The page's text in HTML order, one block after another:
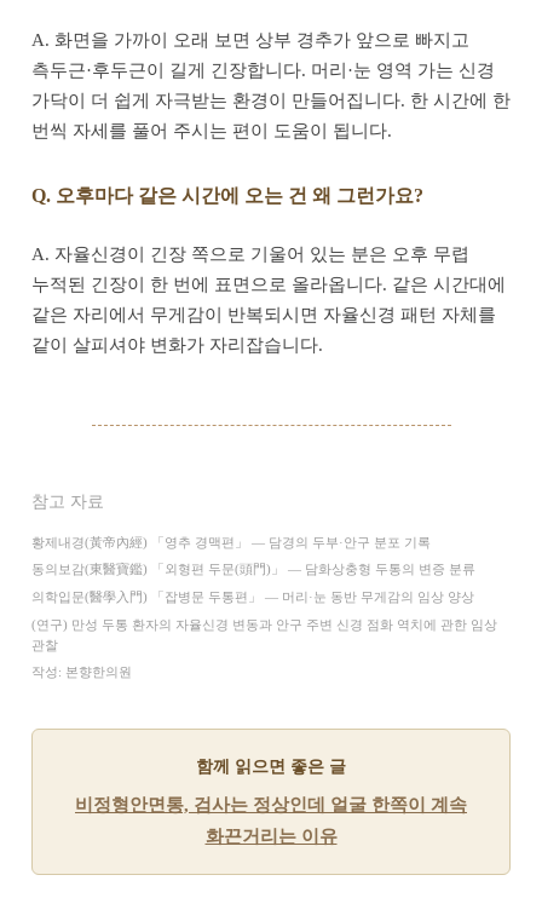
A. 화면을 가까이 오래 보면 상부 경추가 앞으로 빠지고
측두근·후두근이 길게 긴장합니다. 머리·눈 영역 가는 신경
가닥이 더 쉽게 자극받는 환경이 만들어집니다. 한 시간에 한
번씩 자세를 풀어 주시는 편이 도움이 됩니다.
Q. 오후마다 같은 시간에 오는 건 왜 그런가요?
A. 자율신경이 긴장 쪽으로 기울어 있는 분은 오후 무렵
누적된 긴장이 한 번에 표면으로 올라옵니다. 같은 시간대에
같은 자리에서 무게감이 반복되시면 자율신경 패턴 자체를
같이 살피셔야 변화가 자리잡습니다.
참고 자료
황제내경(黃帝內經) 「영추 경맥편」 — 담경의 두부·안구 분포 기록
동의보감(東醫寶鑑) 「외형편 두문(頭門)」 — 담화상충형 두통의 변증 분류
의학입문(醫學入門) 「잡병문 두통편」 — 머리·눈 동반 무게감의 임상 양상
(연구) 만성 두통 환자의 자율신경 변동과 안구 주변 신경 점화 역치에 관한 임상
관찰
작성: 본향한의원
함께 읽으면 좋은 글
비정형안면통, 검사는 정상인데 얼굴 한쪽이 계속
화끈거리는 이유